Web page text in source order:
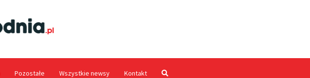
Pozostałe Wszystkie newsy Kontakt